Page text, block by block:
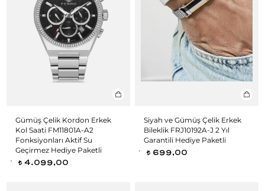
Gümüş Çelik Kordon Erkek
Kol Saati FM11801A-A2
Fonksiyonları Aktif Su
Geçirmez Hediye Paketli
t 4.099,00
Siyah ve Gümüş Çelik Erkek
Bileklik FRJ10192A-J 2 Yıl
Garantili Hediye Paketli
t 699,00